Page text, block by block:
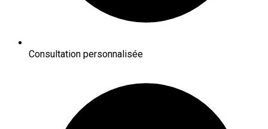
Consultation personnalisée